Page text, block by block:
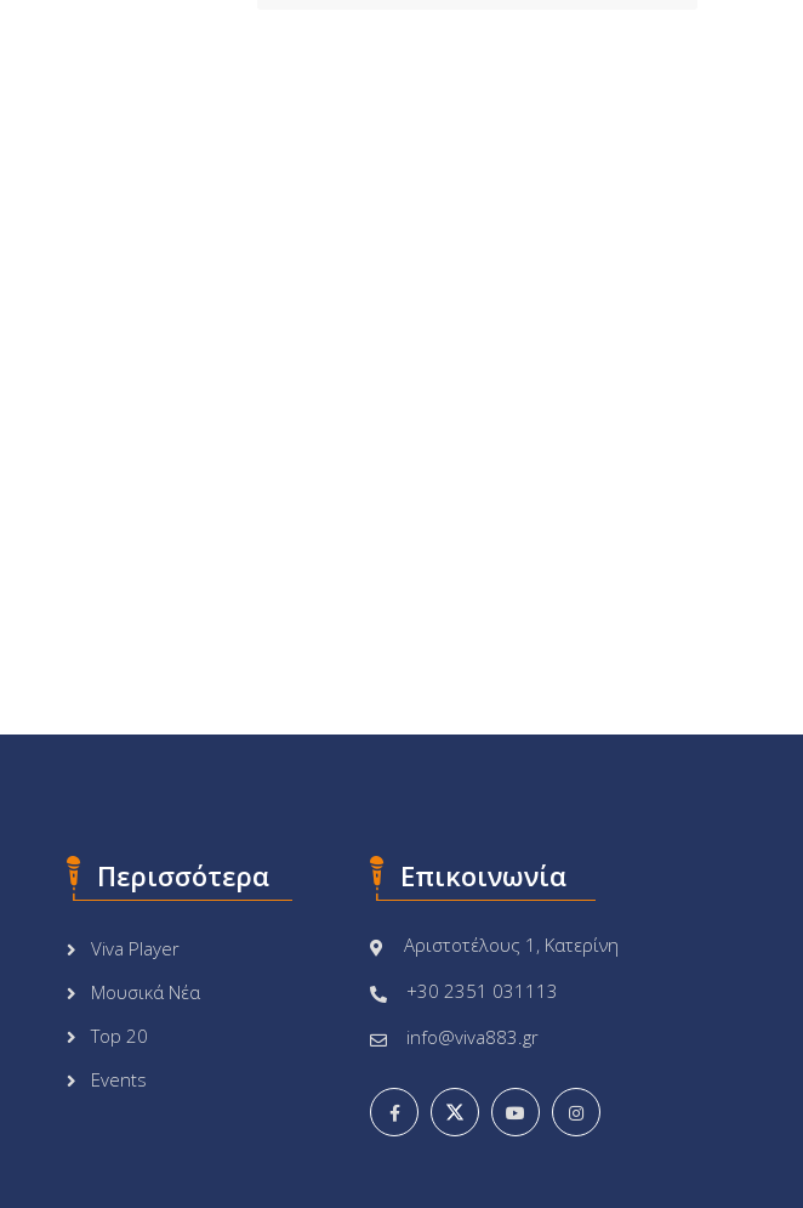
Περισσότερα
Viva Player
Μουσικά Νέα
Top 20
Events
Επικοινωνία
Αριστοτέλους 1, Κατερίνη
+30 2351 031113
info@viva883.gr